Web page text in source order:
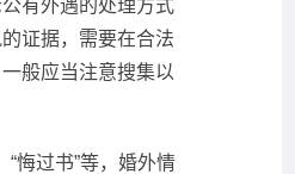
外遇的处理方式
证据，需要在合法
般应当注意搜集以
悔过书”等，婚外情